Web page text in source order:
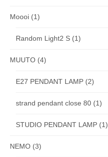
Moooi (1)
Random Light2 S (1)
MUUTO (4)
E27 PENDANT LAMP (2)
strand pendant close 80 (1)
STUDIO PENDANT LAMP (1)
NEMO (3)